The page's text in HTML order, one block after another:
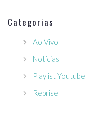
Categorias
Ao Vivo
Notícias
Playlist Youtube
Reprise